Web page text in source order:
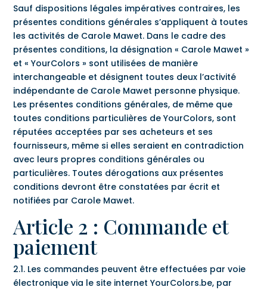
Sauf dispositions légales impératives contraires, les
présentes conditions générales s’appliquent à toutes
les activités de Carole Mawet. Dans le cadre des
présentes conditions, la désignation « Carole Mawet »
et « YourColors » sont utilisées de manière
interchangeable et désignent toutes deux l’activité
indépendante de Carole Mawet personne physique.
Les présentes conditions générales, de même que
toutes conditions particulières de YourColors, sont
réputées acceptées par ses acheteurs et ses
fournisseurs, même si elles seraient en contradiction
avec leurs propres conditions générales ou
particulières. Toutes dérogations aux présentes
conditions devront être constatées par écrit et
notifiées par Carole Mawet.
Article 2 : Commande et
paiement
2.1. Les commandes peuvent être effectuées par voie
électronique via le site internet YourColors.be, par